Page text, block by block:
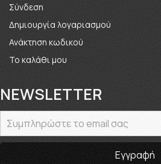
Σύνδεση
Δημιουργία λογαριασμού
Ανάκτηση κωδικού
Το καλάθι μου
NEWSLETTER